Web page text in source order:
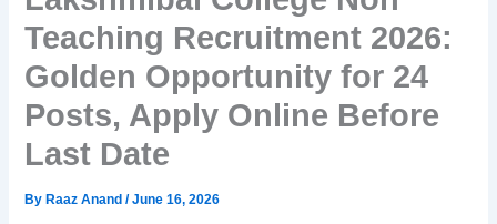
Teaching Recruitment 2026:
Golden Opportunity for 24
Posts, Apply Online Before
Last Date
By Raaz Anand/June 16, 2026